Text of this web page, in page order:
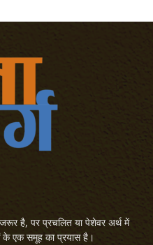
है, पर प्रचलित या पेशेवर अर्थ में
के एक समूह का प्रयास है।